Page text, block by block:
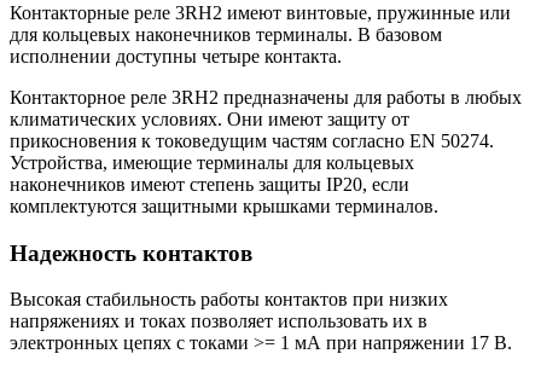
Контакторные реле 3RH2 имеют винтовые, пружинные или
для кольцевых наконечников терминалы. В базовом
исполнении доступны четыре контакта.
Контакторное реле 3RH2 предназначены для работы в любых
климатических условиях. Они имеют защиту от
прикосновения к токоведущим частям согласно EN 50274.
Устройства, имеющие терминалы для кольцевых
наконечников имеют степень защиты IP20, если
комплектуются защитными крышками терминалов.
Надежность контактов
Высокая стабильность работы контактов при низких
напряжениях и токах позволяет использовать их в
электронных цепях с токами >= 1 мА при напряжении 17 В.